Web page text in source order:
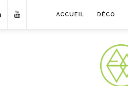
ACCUEIL DÉCO